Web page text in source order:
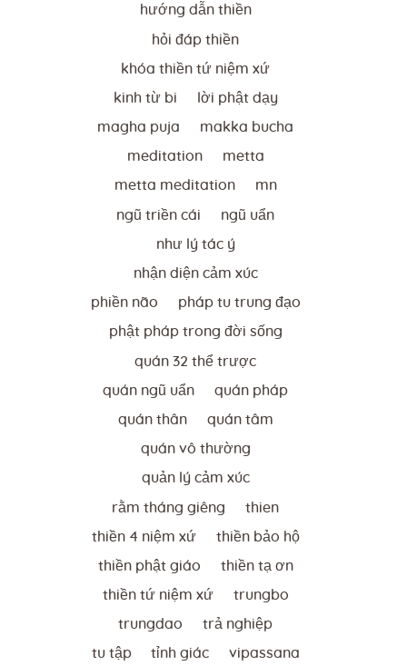
hướng dẫn thiền
hỏi đáp thiền
khóa thiền tứ niệm xứ
kinh từ bi lời phật dạy
magha puja makka bucha
meditation metta
metta meditation mn
ngũ triền cái ngũ uẩn
như lý tác ý
nhận diện cảm xúc
phiền não pháp tu trung đạo
phật pháp trong đời sống
quán 32 thể trược
quán ngũ uẩn quán pháp
quán thân quán tâm
quán vô thường
quản lý cảm xúc
rằm tháng giêng thien
thiền 4 niệm xứ thiền bảo hộ
thiền phật giáo thiền tạ ơn
thiền tứ niệm xứ trungbo
trungdao trả nghiệp
tu tập tỉnh giác vipassana